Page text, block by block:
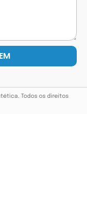
Todos os direitos